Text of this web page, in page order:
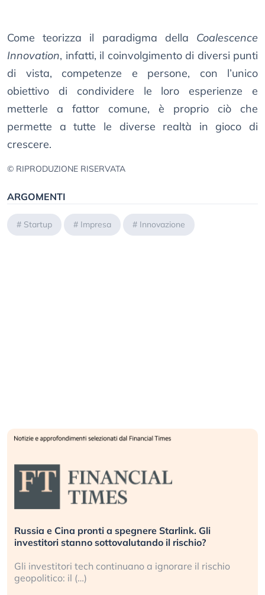
Come teorizza il paradigma della Coalescence
Innovation, infatti, il coinvolgimento di diversi punti
di vista, competenze e persone, con l’unico
obiettivo di condividere le loro esperienze e
metterle a fattor comune, è proprio ciò che
permette a tutte le diverse realtà in gioco di
crescere.
© RIPRODUZIONE RISERVATA
ARGOMENTI
# Startup # Impresa # Innovazione
La grande operazione di insabbiamento sui data
center per l’AI, spiegata sul Financial Times
Le regole sulla trasparenza sembrano non valere per
i data center e le big (…)